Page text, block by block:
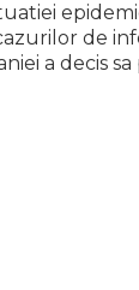
de
a decis